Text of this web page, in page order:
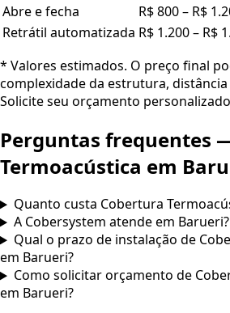
Abre e fecha
R$ 800 – R$
Retrátil automatizada R$ 1.200 – R$
* Valores estimados. O preço final
complexidade da estrutura,
Solicite seu orçamento
Perguntas frequentes
Termoacústica em
Quanto custa Cobertura
A Cobersystem atende em Barueri?
Qual o prazo de instalação de
em Barueri?
Como solicitar orçamento de
em Barueri?